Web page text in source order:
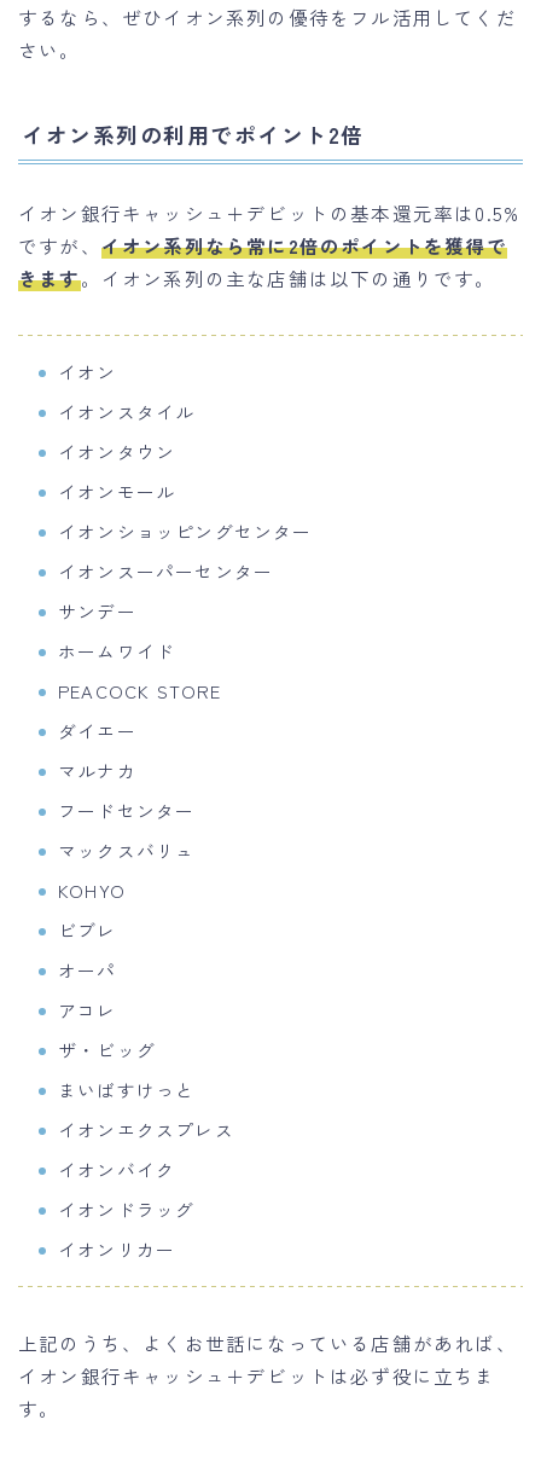
するなら、ぜひイオン系列の優待をフル活用してくだ
さい。
イオン系列の利用でポイント2倍
イオン銀行キャッシュ＋デビットの基本還元率は0.5%
ですが、 イオン系列なら常に2倍のポイントを獲得で
きます。イオン系列の主な店舗は以下の通りです。
イオン
イオンスタイル
イオンタウン
イオンモール
イオンショッピングセンター
イオンスーパーセンター
サンデー
ホームワイド
PEACOCK STORE
ダイエー
マルナカ
フードセンター
マックスバリュ
KOHYO
ビブレ
オーパ
アコレ
ザ・ビッグ
まいばすけっと
イオンエクスプレス
イオンバイク
イオンドラッグ
イオンリカー
上記のうち、よくお世話になっている店舗があれば、
イオン銀行キャッシュ＋デビットは必ず役に立ちま
す。